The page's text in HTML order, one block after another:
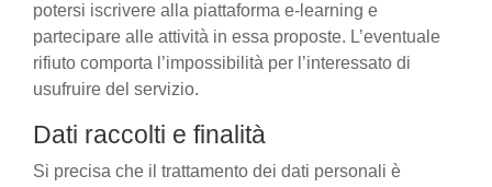
potersi iscrivere alla piattaforma e-learning e
partecipare alle attività in essa proposte. L’eventuale
rifiuto comporta l’impossibilità per l’interessato di
usufruire del servizio.
Dati raccolti e finalità
Si precisa che il trattamento dei dati personali è